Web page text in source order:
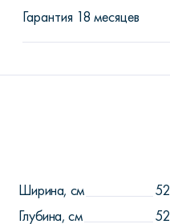
Гарантия 18 месяцев
Ширина, см
52
Глубина, см
52